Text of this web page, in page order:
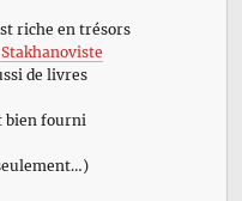
riche en trésors
de livres
bien fourni